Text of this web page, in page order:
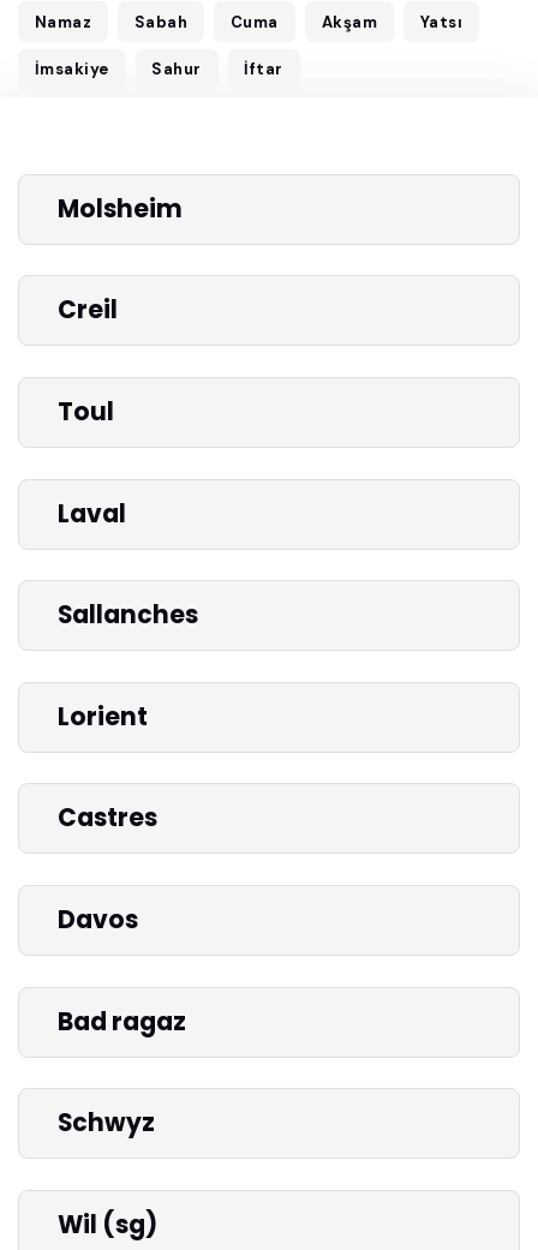
Namaz Sabah Cuma Akşam Yatsı
İmsakiye Sahur İftar
Molsheim
Creil
Toul
Laval
Sallanches
Lorient
Castres
Davos
Bad ragaz
Schwyz
Wil (sg)